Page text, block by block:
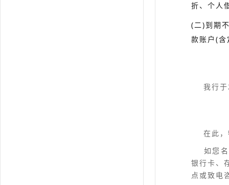
折、个人
(二)到期
款账户(
我行于
在此，
如您名
银行卡、
点或致电